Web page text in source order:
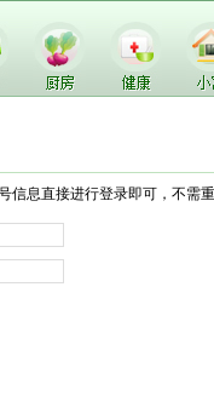
信息直接进行登录即可，不需